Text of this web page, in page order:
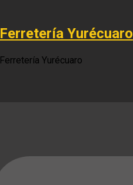
Ferretería Yurécuaro
Ferretería Yurécuaro